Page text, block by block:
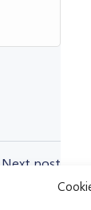
Next post